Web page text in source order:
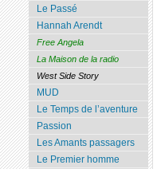
Le Passé
Hannah Arendt
Free Angela
La Maison de la radio
West Side Story
MUD
Le Temps de l’aventure
Passion
Les Amants passagers
Le Premier homme